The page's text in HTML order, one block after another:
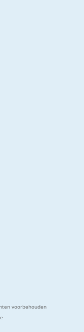
voorbehouden